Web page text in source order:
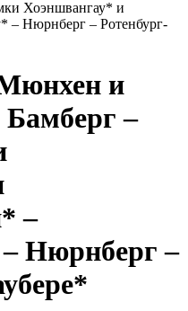
Хоэншвангау* и
– Нюрнберг – Ротенбург-
и
–
–
Нюрнберг –